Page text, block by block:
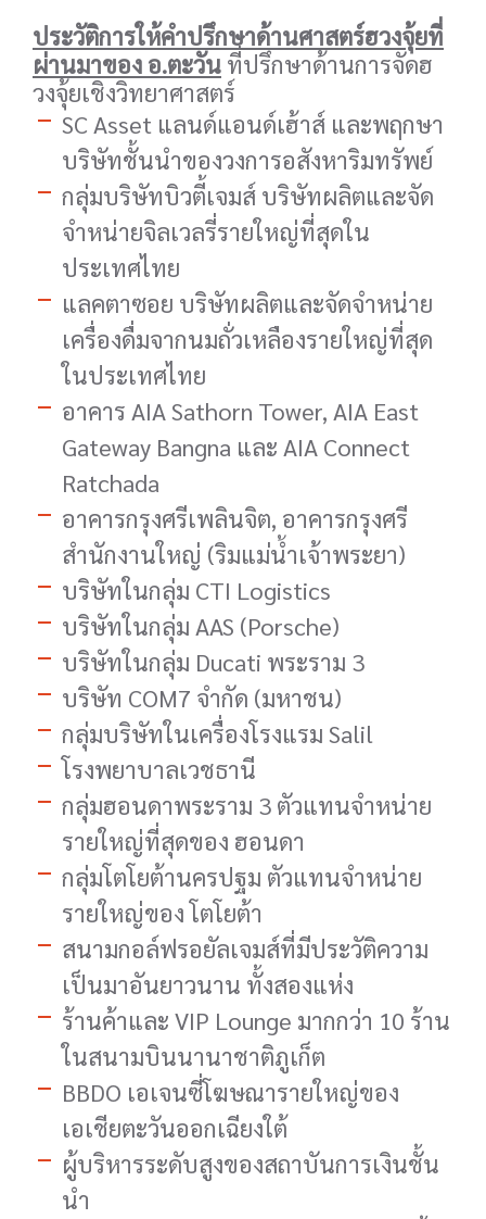
ประวัติการให้คำปรึกษาด้านศาสตร์ฮวงจุ้ยที่
ผ่านมาของ อ.ตะวัน ที่ปรึกษาด้านการจัดฮ
วงจุ้ยเชิงวิทยาศาสตร์
SC Asset แลนด์แอนด์เฮ้าส์ และพฤกษา
บริษัทชั้นนำของวงการอสังหาริมทรัพย์
กลุ่มบริษัทบิวตี้เจมส์ บริษัทผลิตและจัด
จำหน่ายจิลเวลรี่รายใหญ่ที่สุดใน
ประเทศไทย
แลคตาซอย บริษัทผลิตและจัดจำหน่าย
เครื่องดื่มจากนมถั่วเหลืองรายใหญ่ที่สุด
ในประเทศไทย
อาคาร AIA Sathorn Tower, AIA East
Gateway Bangna และ AIA Connect
Ratchada
อาคารกรุงศรีเพลินจิต, อาคารกรุงศรี
สำนักงานใหญ่ (ริมแม่น้ำเจ้าพระยา)
บริษัทในกลุ่ม CTI Logistics
บริษัทในกลุ่ม AAS (Porsche)
บริษัทในกลุ่ม Ducati พระราม 3
บริษัท COM7 จำกัด (มหาชน)
กลุ่มบริษัทในเครื่องโรงแรม Salil
โรงพยาบาลเวชธานี
กลุ่มฮอนดาพระราม 3 ตัวแทนจำหน่าย
รายใหญ่ที่สุดของ ฮอนดา
กลุ่มโตโยต้านครปฐม ตัวแทนจำหน่าย
รายใหญ่ของ โตโยต้า
สนามกอล์ฟรอยัลเจมส์ที่มีประวัติความ
เป็นมาอันยาวนาน ทั้งสองแห่ง
ร้านค้าและ VIP Lounge มากกว่า 10 ร้าน
ในสนามบินนานาชาติภูเก็ต
BBDO เอเจนซี่โฆษณารายใหญ่ของ
เอเชียตะวันออกเฉียงใต้
ผู้บริหารระดับสูงของสถาบันการเงินชั้น
นำ